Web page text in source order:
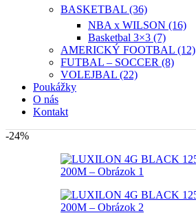
BASKETBAL (36)
NBA x WILSON (16)
Basketbal 3×3 (7)
AMERICKÝ FOOTBAL (12)
FUTBAL – SOCCER (8)
VOLEJBAL (22)
Poukážky
O nás
Kontakt
-24%